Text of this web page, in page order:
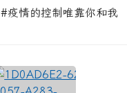
#疫情的控制唯靠你和我